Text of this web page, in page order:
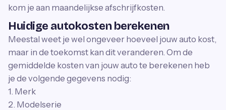
kom je aan maandelijkse afschrijfkosten.
Huidige autokosten berekenen
Meestal weet je wel ongeveer hoeveel jouw auto kost,
maar in de toekomst kan dit veranderen. Om de
gemiddelde kosten van jouw auto te berekenen heb
je de volgende gegevens nodig:
1. Merk
2. Modelserie